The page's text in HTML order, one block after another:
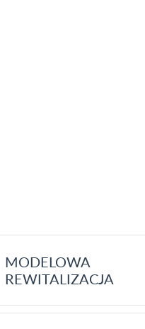
MODELOWA
REWITALIZACJA